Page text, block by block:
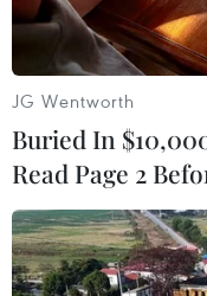
nhằm thúc đẩy việc
định bảo vệ người
JG Wentworth
Buried In
Read Page 2